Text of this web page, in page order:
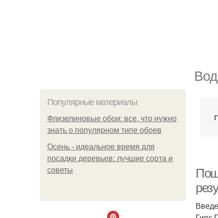
Популярные материалы
Флизелиновые обои: все, что нужно
знать о популярном типе обоев
Осень - идеальное время для
посадки деревьев: лучшие сорта и
советы